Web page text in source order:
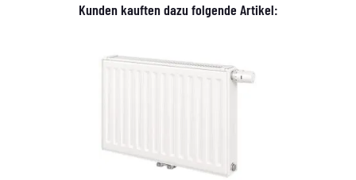
Kunden kauften dazu folgende Artikel: